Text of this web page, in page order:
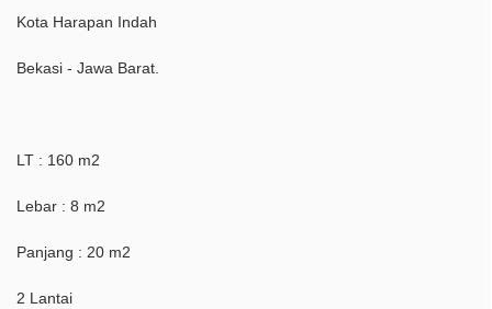
Kota Harapan Indah
Bekasi - Jawa Barat.
LT : 160 m2
Lebar : 8 m2
Panjang : 20 m2
2 Lantai